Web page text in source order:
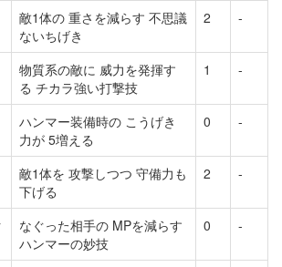
敵1体の 重さを減らす 不思議
ないちげき
2 -
物質系の敵に 威力を発揮す
る チカラ強い打撃技
1 -
ハンマー装備時の こうげき
力が 5増える
0 -
敵1体を 攻撃しつつ 守備力も
下げる
2 -
なぐった相手の MPを減らす
ハンマーの妙技
0 -